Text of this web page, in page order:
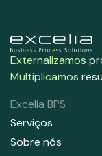
Externalizamos
Multiplicamos
Excelia BPS
Serviços
Sobre nós